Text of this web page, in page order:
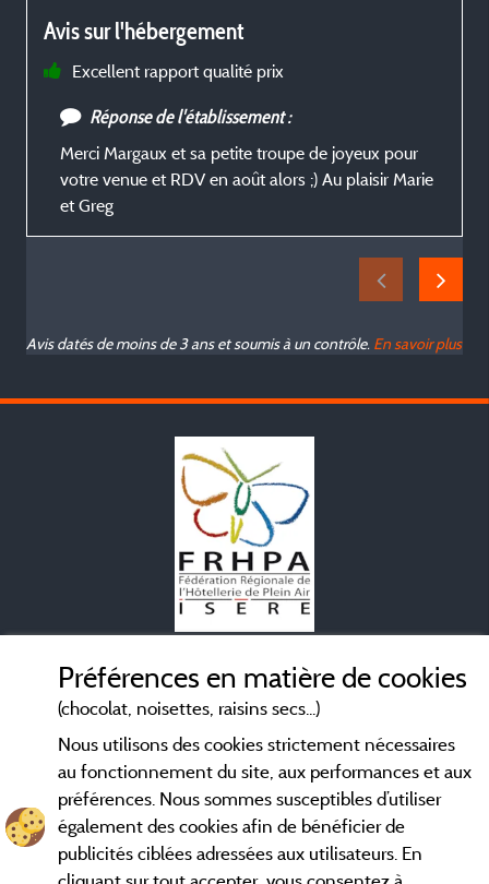
Avis sur l'hébergement
Excellent rapport qualité prix
Réponse de l'établissement :
Merci Margaux et sa petite troupe de joyeux pour
votre venue et RDV en août alors ;) Au plaisir Marie
et Greg
Avis datés de moins de 3 ans et soumis à un contrôle. En savoir plus
Mentions légales
Conditions générales d'utilisation
Contact
CGV
Préférences en matière de cookies
(chocolat, noisettes, raisins secs...)
Nous utilisons des cookies strictement nécessaires
au fonctionnement du site, aux performances et aux
préférences. Nous sommes susceptibles d’utiliser
également des cookies afin de bénéficier de
publicités ciblées adressées aux utilisateurs. En